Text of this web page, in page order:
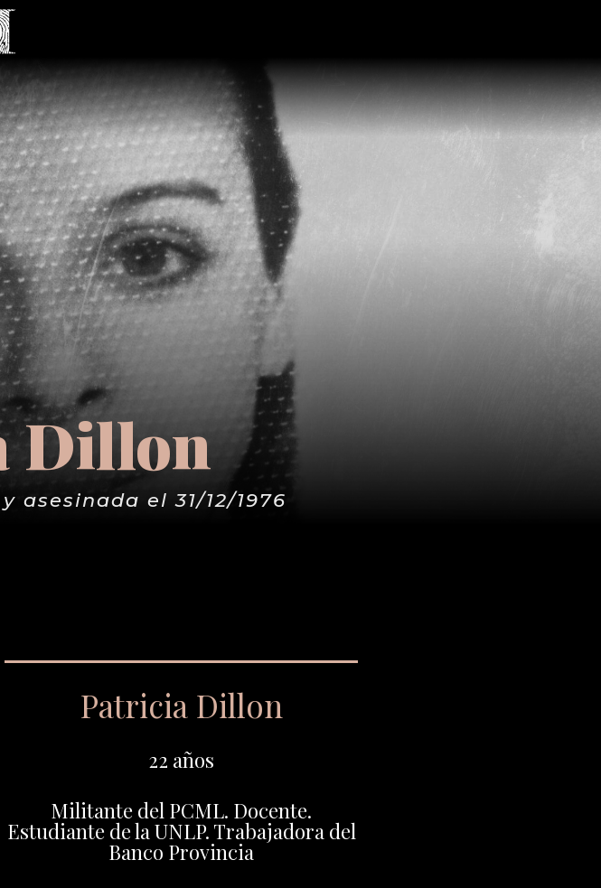
Dillon
asesinada el 31/12/1976
Patricia Dillon
22 años
Militante del PCML. Docente.
Estudiante de la UNLP. Trabajadora del
Banco Provincia